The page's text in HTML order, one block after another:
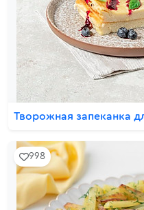
Творожная запеканка
998